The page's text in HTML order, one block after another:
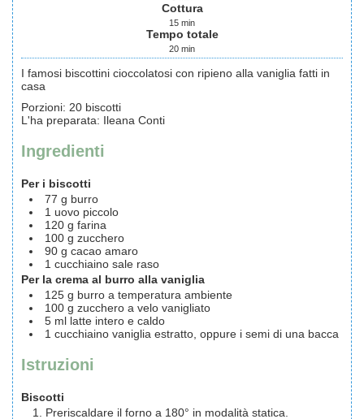
Cottura
15 min
Tempo totale
20 min
I famosi biscottini cioccolatosi con ripieno alla vaniglia fatti in
casa
Porzioni: 20 biscotti
L'ha preparata: Ileana Conti
Ingredienti
Per i biscotti
77 g burro
1 uovo piccolo
120 g farina
100 g zucchero
90 g cacao amaro
1 cucchiaino sale raso
Per la crema al burro alla vaniglia
125 g burro a temperatura ambiente
100 g zucchero a velo vanigliato
5 ml latte intero e caldo
1 cucchiaino vaniglia estratto, oppure i semi di una bacca
Istruzioni
Biscotti
Preriscaldare il forno a 180° in modalità statica.